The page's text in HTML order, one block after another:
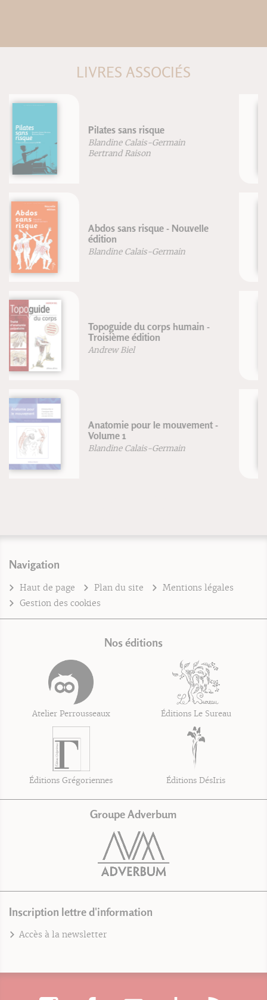
LIVRES ASSOCIÉS
Repenser l'équitation
Frédéric Brigaud
Joséphine Lyon
Genou & yoga - Anatomie pour le
yoga
Blandine Calais-Germain
François Germain
Nager en eau libre et en triathlon
Olivier Silberzahn
VTT rouler plus vite
Jean-Paul Stéphan
Navigation
Haut de page Plan du site
Mentions légales
Gestion des cookies
Nos éditions
Atelier Perrousseaux Éditions Le Sureau
Éditions Grégoriennes Éditions DésIris
Groupe Adverbum
Inscription lettre d'information
Accès à la newsletter